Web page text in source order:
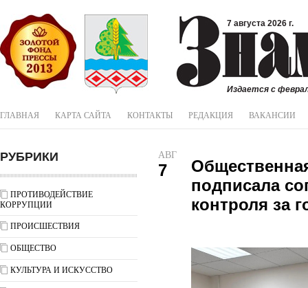
7 августа 2026 г.
Издается с
ГЛАВНАЯ КАРТА САЙТА КОНТАКТЫ РЕДАКЦИЯ ВАКАНСИИ
РУБРИКИ
ПРОТИВОДЕЙСТВИЕ
КОРРУПЦИИ
ПРОИСШЕСТВИЯ
ОБЩЕСТВО
КУЛЬТУРА И ИСКУССТВО
АВГ
7
подписала
контроля за